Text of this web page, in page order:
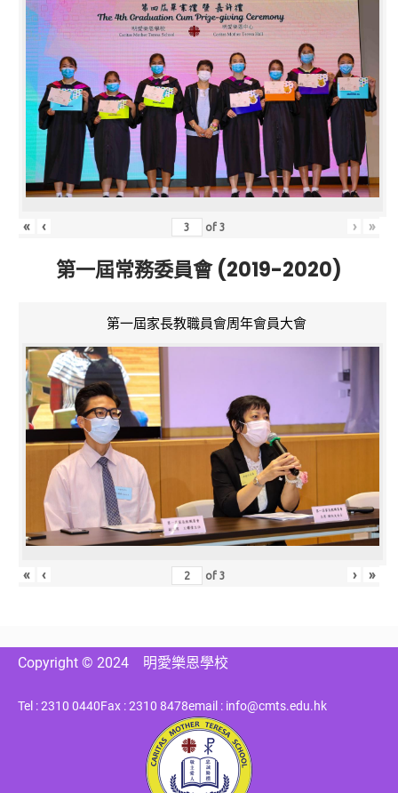
« ‹ of3 › »
第一屆常務委員會 (2019-2020)
第一屆家長教職員會周年會員大會
« ‹ of3 › »
Copyright © 2024 明愛樂恩學校
Tel : 2310 0440Fax : 2310 8478email : info@cmts.edu.hk